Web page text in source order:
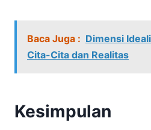
Baca Juga : Dimensi
Cita-Cita dan Realitas
Kesimpulan